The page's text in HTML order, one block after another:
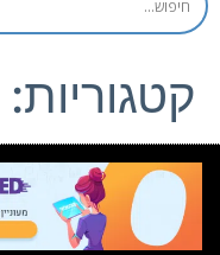
קטגוריות: